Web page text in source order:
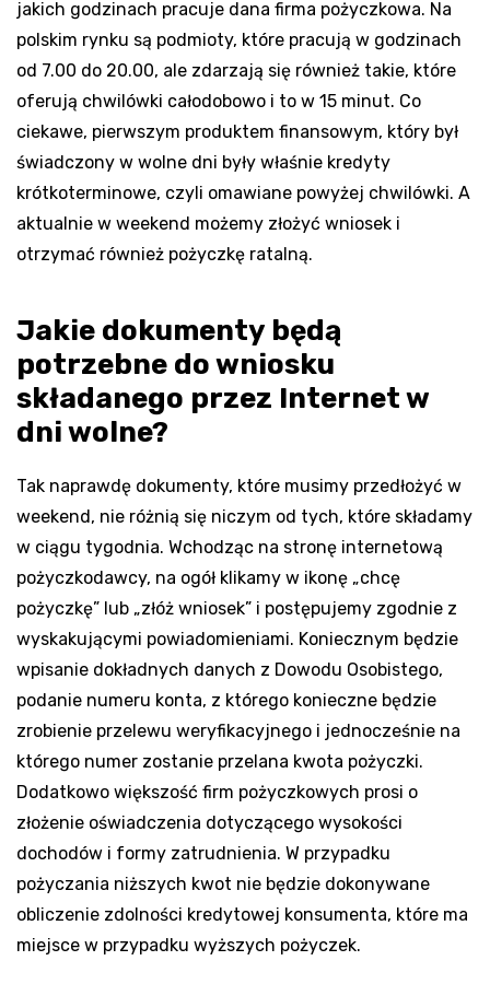
jakich godzinach pracuje dana firma pożyczkowa. Na
polskim rynku są podmioty, które pracują w godzinach
od 7.00 do 20.00, ale zdarzają się również takie, które
oferują chwilówki całodobowo i to w 15 minut. Co
ciekawe, pierwszym produktem finansowym, który był
świadczony w wolne dni były właśnie kredyty
krótkoterminowe, czyli omawiane powyżej chwilówki. A
aktualnie w weekend możemy złożyć wniosek i
otrzymać również pożyczkę ratalną.
Jakie dokumenty będą
potrzebne do wniosku
składanego przez Internet w
dni wolne?
Tak naprawdę dokumenty, które musimy przedłożyć w
weekend, nie różnią się niczym od tych, które składamy
w ciągu tygodnia. Wchodząc na stronę internetową
pożyczkodawcy, na ogół klikamy w ikonę „chcę
pożyczkę” lub „złóż wniosek” i postępujemy zgodnie z
wyskakującymi powiadomieniami. Koniecznym będzie
wpisanie dokładnych danych z Dowodu Osobistego,
podanie numeru konta, z którego konieczne będzie
zrobienie przelewu weryfikacyjnego i jednocześnie na
którego numer zostanie przelana kwota pożyczki.
Dodatkowo większość firm pożyczkowych prosi o
złożenie oświadczenia dotyczącego wysokości
dochodów i formy zatrudnienia. W przypadku
pożyczania niższych kwot nie będzie dokonywane
obliczenie zdolności kredytowej konsumenta, które ma
miejsce w przypadku wyższych pożyczek.